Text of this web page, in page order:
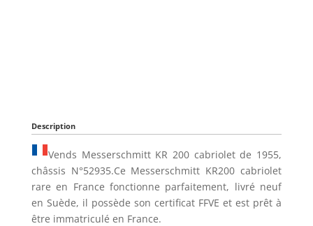
Description
Vends Messerschmitt KR 200 cabriolet de 1955,
châssis N°52935.Ce Messerschmitt KR200 cabriolet
rare en France fonctionne parfaitement, livré neuf
en Suède, il possède son certificat FFVE et est prêt à
être immatriculé en France.